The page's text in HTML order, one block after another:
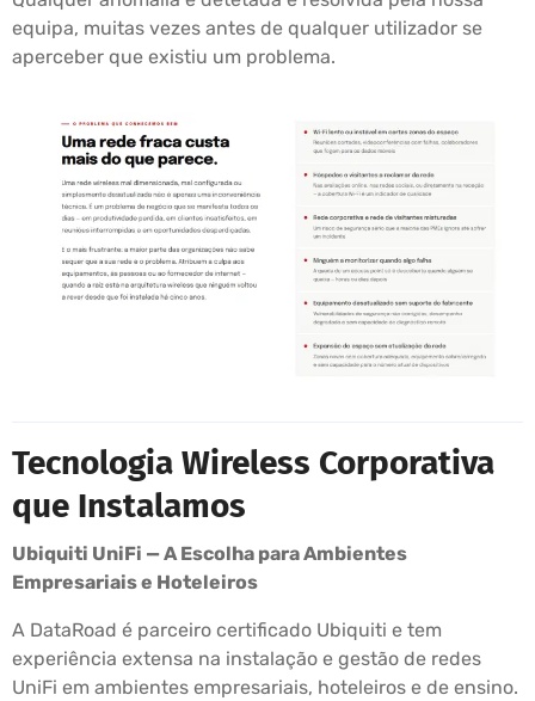
equipa, muitas vezes antes de qualquer utilizador se
aperceber que existiu um problema.
Tecnologia Wireless Corporativa
que Instalamos
Ubiquiti UniFi — A Escolha para Ambientes
Empresariais e Hoteleiros
A DataRoad é parceiro certificado Ubiquiti e tem
experiência extensa na instalação e gestão de redes
UniFi em ambientes empresariais, hoteleiros e de ensino.